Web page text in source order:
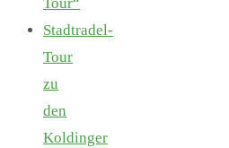
Stadtradel-
Tour
zu
den
Koldinger